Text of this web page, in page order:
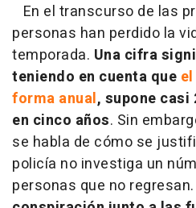
En el transcurso de las
personas han perdido la
temporada. Una cifra
teniendo en cuenta que
forma anual, supone casi
en cinco años. Sin
se habla de cómo se
policía no investiga un
personas que no regresan.